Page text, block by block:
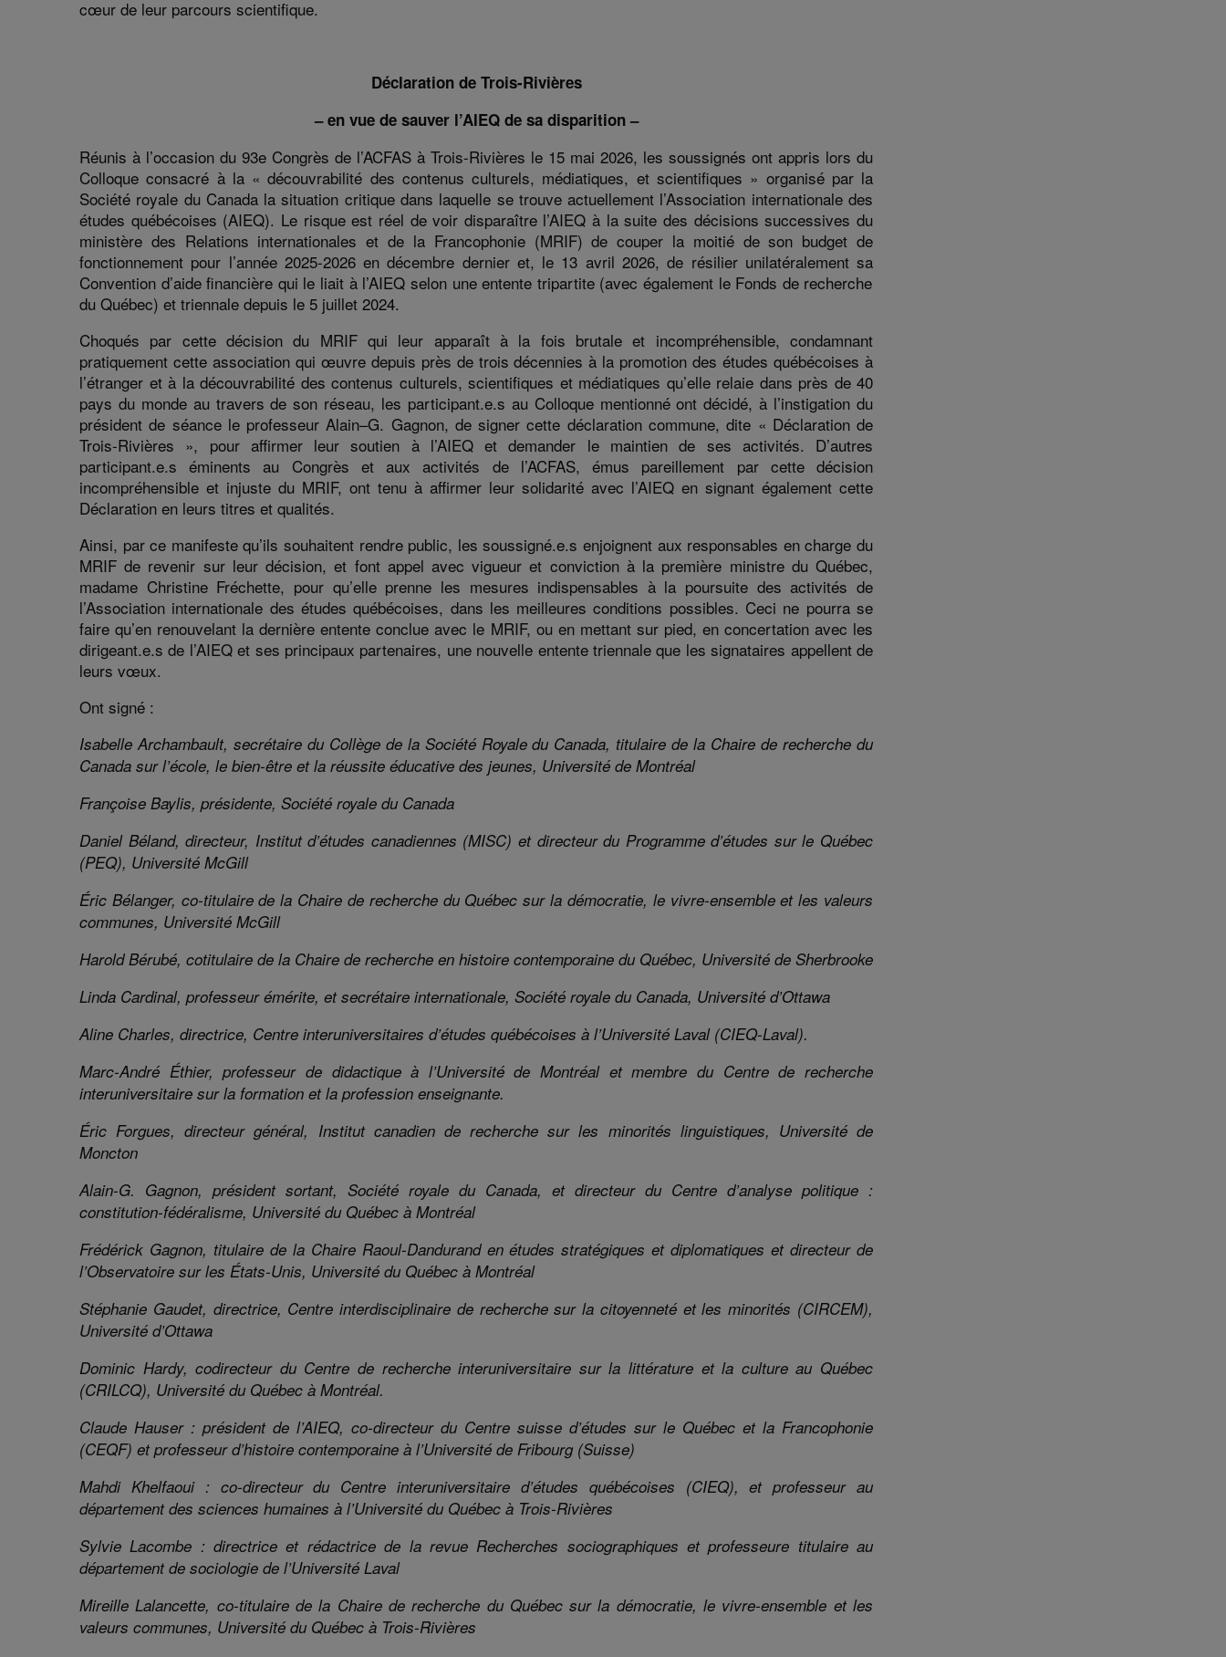
cœur de leur parcours scientifique.
Déclaration de Trois-Rivières
–en vue de sauver l’AIEQ de sa disparition–
Réunis à l’occasion du 93e Congrès de l’ACFAS à Trois-Rivières le 15 mai 2026, les soussignés ont appris lors du
Colloque consacré à la «découvrabilité des contenus culturels, médiatiques, et scientifiques » organisé par la
Société royale du Canada lasituation critique dans laquelle se trouve actuellement l’Association internationale des
études québécoises (AIEQ). Le risque est réel de voir disparaître l’AIEQ à lasuite des décisions successives du
ministère des Relations internationales et de la Francophonie (MRIF) de couper la moitié de son budget de
fonctionnement pour l’année 2025-2026en décembre dernier et, le 13 avril 2026, de résilier unilatéralementsa
Convention d’aide financière qui le liait à l’AIEQ selon uneentente tripartite (avec également le Fonds de recherche
du Québec) et triennale depuis le 5 juillet 2024.
Choqués par cette décision du MRIF qui leur apparaît à la fois brutale et incompréhensible,condamnant
pratiquement cette association qui œuvre depuis près de trois décennies à la promotion des études québécoises à
l’étranger et à la découvrabilité des contenus culturels, scientifiques et médiatiques qu’ellerelaie dans près de 40
pays du monde au travers de son réseau, les participant.e.s au Colloque mentionné ont décidé, à l’instigation du
président de séance le professeurAlain–G. Gagnon, de signercette déclaration commune, dite « Déclaration de
Trois-Rivières », pour affirmerleur soutien à l’AIEQ etdemander le maintien de ses activités. D’autres
participant.e.s éminents au Congrès etauxactivités de l’ACFAS,émus pareillement par cette décision
incompréhensible et injuste du MRIF, ont tenu à affirmer leur solidarité avec l’AIEQ en signant également cette
Déclaration en leurs titres et qualités.
Ainsi, par ce manifeste qu’ils souhaitent rendre public, lessoussigné.e.s enjoignent aux responsables en charge du
MRIFde revenir sur leur décision, et font appel avec vigueur et conviction à la première ministre du Québec,
madame Christine Fréchette, pour qu’elle prenne les mesures indispensables à la poursuite des activités de
l’Association internationale des études québécoises, dans les meilleures conditions possibles. Ceci ne pourra se
faire qu’en renouvelant la dernière ententeconclueavec le MRIF, ou en mettant sur pied, en concertation avec les
dirigeant.e.s de l’AIEQ et ses principaux partenaires, une nouvelle ententetriennale que les signataires appellent de
leurs vœux.
Ont signé :
Isabelle Archambault, secrétaire du Collège de la Société Royale du Canada, titulaire de la Chaire de recherche du
Canada sur l’école, le bien-être et la réussite éducative des jeunes, Université de Montréal
Françoise Baylis, présidente, Société royale du Canada
Daniel Béland, directeur, Institut d’études canadiennes (MISC) et directeur du Programme d’études sur le Québec
(PEQ), Université McGill
Éric Bélanger, co-titulairede la Chaire de recherche du Québec sur la démocratie, le vivre-ensemble et les valeurs
communes, Université McGill
Harold Bérubé, cotitulaire de la Chaire de recherche en histoire contemporaine du Québec, Université de Sherbrooke
Linda Cardinal, professeur émérite, etsecrétaire internationale, Société royale du Canada, Université d’Ottawa
Aline Charles, directrice, Centre interuniversitaires d’études québécoises à l’Université Laval(CIEQ-Laval).
Marc-André Éthier, professeur de didactique à l’Université de Montréal et membre du Centre de recherche
interuniversitaire sur la formation et la profession enseignante.
Éric Forgues, directeur général, Institut canadien de recherche sur les minorités linguistiques, Université de
Moncton
Alain-G. Gagnon, président sortant, Société royale du Canada, et directeur du Centre d’analyse politique :
constitution-fédéralisme, Université du Québec à Montréal
Frédérick Gagnon, titulaire de la Chaire Raoul-Dandurand en études stratégiques et diplomatiques etdirecteur de
l’Observatoire sur les États-Unis, Université du Québec à Montréal
Stéphanie Gaudet, directrice, Centre interdisciplinaire de recherche sur la citoyenneté et les minorités (CIRCEM),
Université d’Ottawa
Dominic Hardy,codirecteur du Centre de recherche interuniversitaire sur la littérature et la culture au Québec
(CRILCQ), Université du Québec à Montréal.
Claude Hauser : président de l’AIEQ, co-directeur du Centre suisse d’études sur le Québec et la Francophonie
(CEQF) et professeur d’histoire contemporaine à l’Université de Fribourg (Suisse)
Mahdi Khelfaoui: co-directeurdu Centre interuniversitaire d’études québécoises (CIEQ),etprofesseurau
département des sciences humaines à l’Université du Québec à Trois-Rivières
Sylvie Lacombe : directrice et rédactrice de la revue Recherches sociographiques et professeure titulaire au
département de sociologie de l’Université Laval
Mireille Lalancette, co-titulairede la Chaire de recherche du Québec sur la démocratie, le vivre-ensemble et les
valeurs communes, Université du Québec à Trois-Rivières